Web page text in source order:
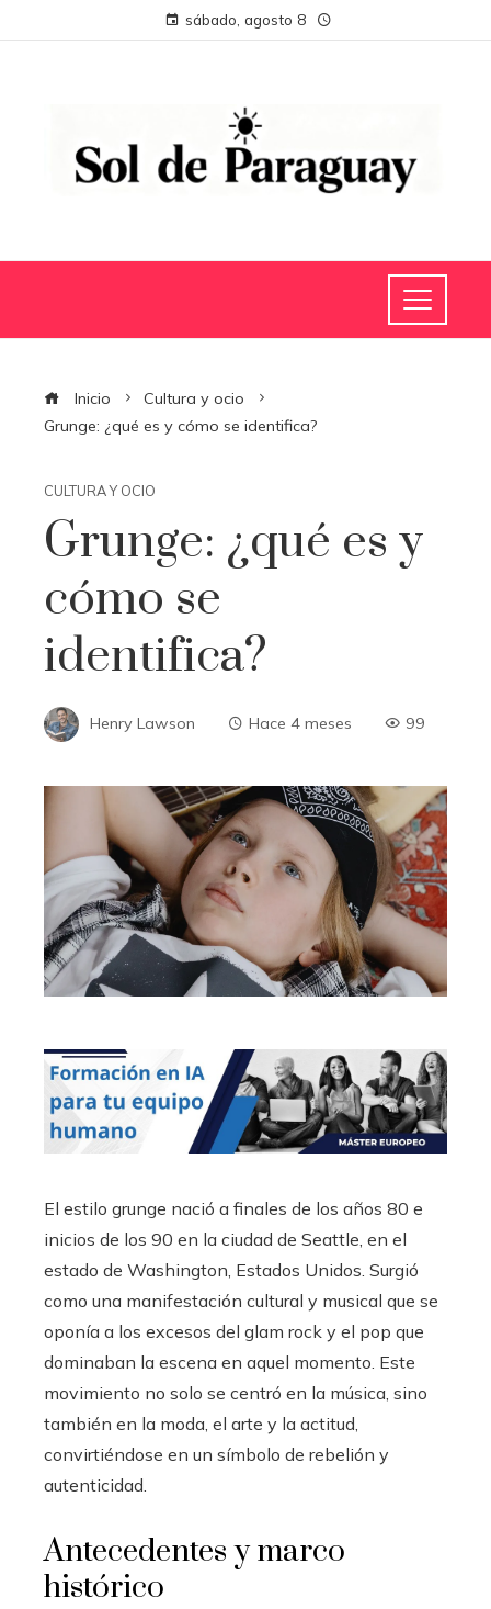
sábado, agosto 8
Inicio
Cultura y ocio
Grunge: ¿qué es y cómo se identifica?
CULTURA Y OCIO
Grunge: ¿qué es y
cómo se
identifica?
Henry Lawson Hace 4 meses 99
El estilo grunge nació a finales de los años 80 e
inicios de los 90 en la ciudad de Seattle, en el
estado de Washington, Estados Unidos. Surgió
como una manifestación cultural y musical que se
oponía a los excesos del glam rock y el pop que
dominaban la escena en aquel momento. Este
movimiento no solo se centró en la música, sino
también en la moda, el arte y la actitud,
convirtiéndose en un símbolo de rebelión y
autenticidad.
Antecedentes y marco
histórico